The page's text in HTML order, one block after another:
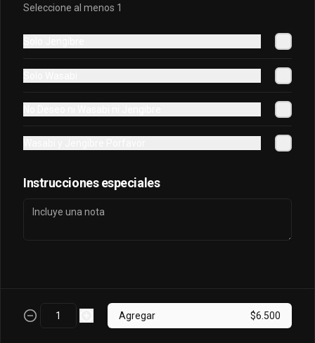
Oriental Tuna Acevichado
envuelto en atun y bañado en salsa
$7.100
Sake King Oriental
Seleccione al menos 1
Instrucciones especiales
Agregar $6.500